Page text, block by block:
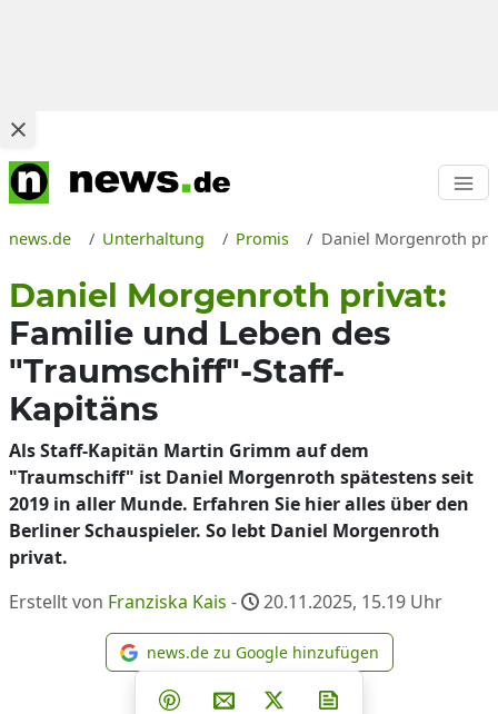
news.de Unterhaltung Promis Daniel Morgenroth
Daniel Morgenroth privat:
Familie und Leben des
"Traumschiff"-Staff-
Kapitäns
Als Staff-Kapitän Martin Grimm auf dem
"Traumschiff" ist Daniel Morgenroth spätestens seit
2019 in aller Munde. Erfahren Sie hier alles über den
Berliner Schauspieler. So lebt Daniel Morgenroth
privat.
Erstellt von Franziska Kais - 20.11.2025, 15.19 Uhr
news.de zu Google
news.de zu Google hinzufügen
Teilen auf Facebook
Teilen auf Whatsapp
Teilen auf Telegram
Teilen auf Pinterest
Per E-Mail teilen
Post auf X